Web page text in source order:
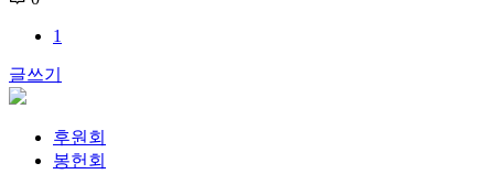
1
글쓰기
후원회
봉헌회